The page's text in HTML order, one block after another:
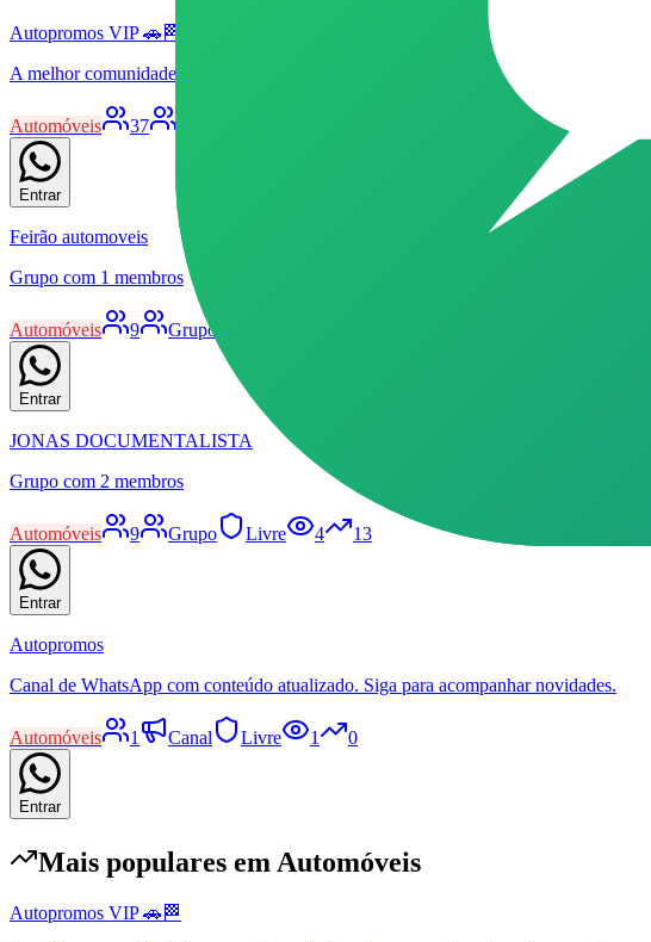
Autopromos VIP 🚗🏁
A melhor comunidade de promoções relacionadas ao mundo automotivo, venha
Automóveis 37
Entrar
Feirão automoveis
Grupo com 1 membros
Automóveis 9 Grupo
Entrar
JONAS DOCUMENTALISTA
Grupo com 2 membros
Automóveis 9 Grupo Livre 4 13
Entrar
Autopromos
Canal de WhatsApp com conteúdo atualizado. Siga para acompanhar novidades.
Automóveis 1 Canal Livre 1 0
Entrar
Mais populares emAutomóveis
Autopromos VIP 🚗🏁